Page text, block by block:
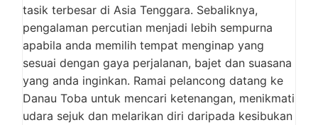
tasik terbesar di Asia Tenggara. Sebaliknya,
pengalaman percutian menjadi lebih sempurna
apabila anda memilih tempat menginap yang
sesuai dengan gaya perjalanan, bajet dan suasana
yang anda inginkan. Ramai pelancong datang ke
Danau Toba untuk mencari ketenangan, menikmati
udara sejuk dan melarikan diri daripada kesibukan